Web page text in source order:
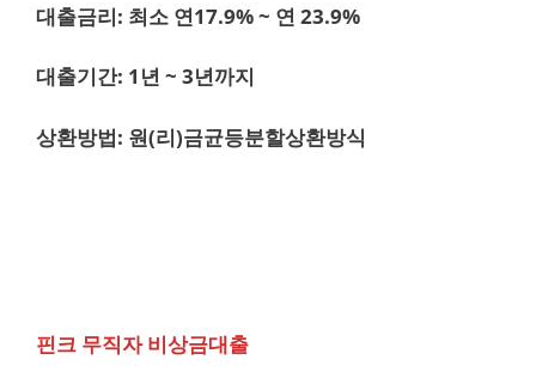
대출금리: 최소 연17.9% ~ 연 23.9%
대출기간: 1년 ~ 3년까지
상환방법: 원(리)금균등분할상환방식
핀크 무직자 비상금대출